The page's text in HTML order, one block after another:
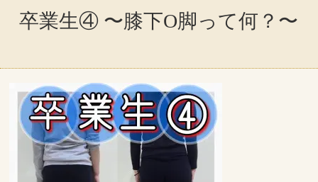
卒業生④ 〜膝下O脚って何？〜